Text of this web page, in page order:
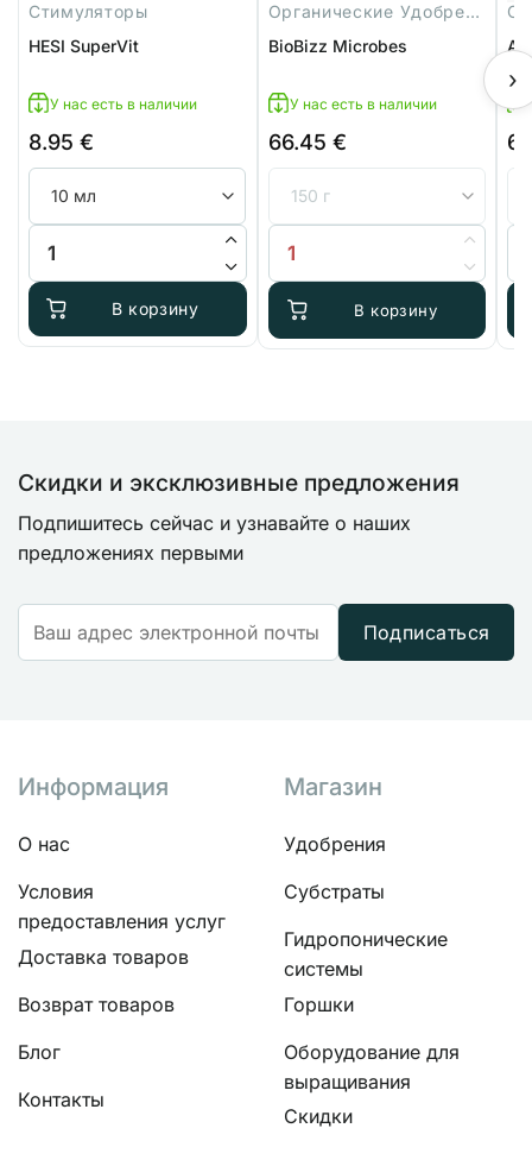
Стимуляторы
HESI SuperVit
У нас есть в наличии
8.95 €
Количество товара HESI SuperVit
В корзину
Органические Удобрения
BioBizz Microbes
У нас есть в наличии
66.45 €
Количество товара BioBizz
В корзину
›
Скидки и эксклюзивные предложения
Подпишитесь сейчас и узнавайте о наших
предложениях первыми
Подписаться
Информация
О нас
Условия
предоставления услуг
Доставка товаров
Возврат товаров
Блог
Контакты
Магазин
Удобрения
Субстраты
Гидропонические
системы
Горшки
Оборудование для
выращивания
Скидки